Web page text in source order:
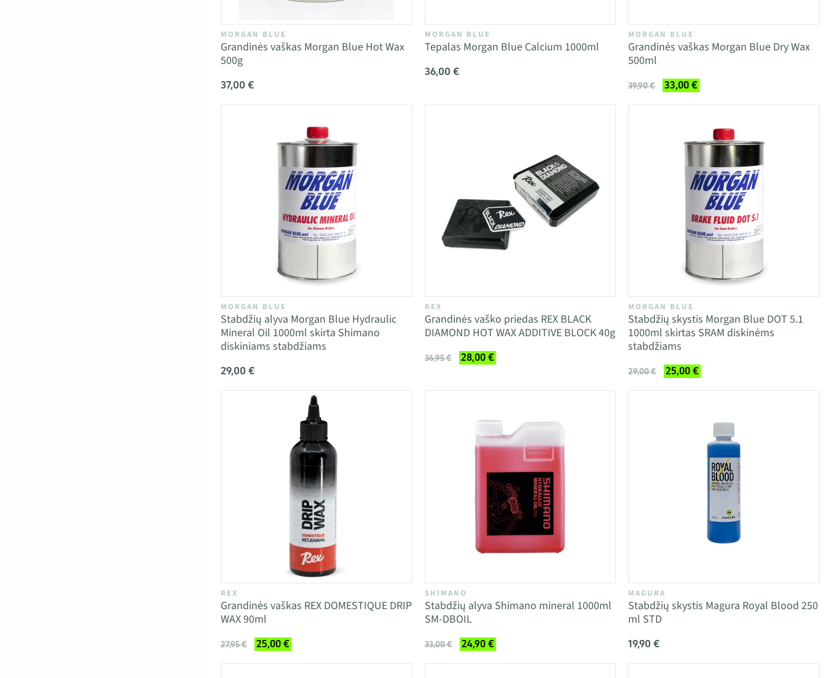
MORGAN BLUE
Grandinės vaškas Morgan Blue Hot Wax
500g
37,00 €
MORGAN BLUE
Tepalas Morgan Blue Calcium 1000ml
36,00 €
MORGAN BLUE
Grandinės vaškas Morgan Blue Dry Wax
500ml
39,90 € 33,00 €
MORGAN BLUE
Stabdžių alyva Morgan Blue Hydraulic
Mineral Oil 1000ml skirta Shimano
diskiniams stabdžiams
29,00 €
REX
Grandinės vaško priedas REX BLACK
DIAMOND HOT WAX ADDITIVE BLOCK 40g
36,95 € 28,00 €
MORGAN BLUE
Stabdžių skystis Morgan Blue DOT 5.1
1000ml skirtas SRAM diskinėms
stabdžiams
29,00 € 25,00 €
REX
Grandinės vaškas REX DOMESTIQUE DRIP
WAX 90ml
27,95 € 25,00 €
SHIMANO
Stabdžių alyva Shimano mineral 1000ml
SM-DBOIL
33,00 € 24,90 €
MAGURA
Stabdžių skystis Magura Royal Blood 250
ml STD
19,90 €